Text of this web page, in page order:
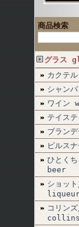
商品検索
グラス
カクテ
シャン
ワイン
テイス
ブラン
ピルス
ひとく
beer
ショッ
コリン
collins